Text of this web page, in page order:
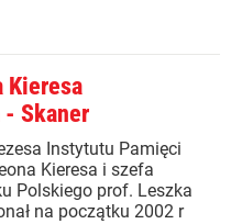
Kieresa
Skaner
Instytutu Pamięci
Kieresa i szefa
Polskiego prof. Leszka
na początku 2002 r